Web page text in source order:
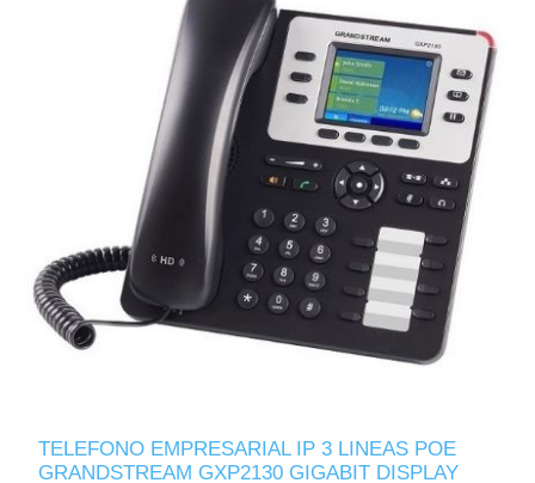
TELEFONO EMPRESARIAL IP 3 LINEAS POE
GRANDSTREAM GXP2130 GIGABIT DISPLAY